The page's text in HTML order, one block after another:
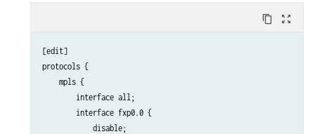
    }
    ldp {
        interface all;
        interface fxp0.0 {
            disable;
content_copy zoom_out_map
[edit]
protocols {
    mpls {
        interface all;
        interface fxp0.0 {
            disable;